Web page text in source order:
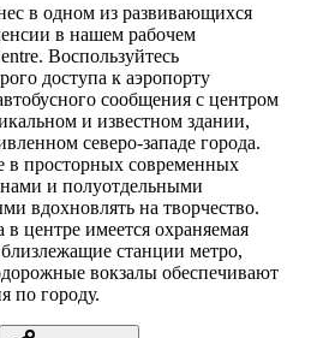
в одном из развивающихся
в нашем рабочем
Воспользуйтесь
доступа к аэропорту
сообщения с центром
и известном здании,
северо-западе города.
в просторных современных
и полуотдельными
вдохновлять на творчество.
в центре имеется охраняемая
станции метро,
вокзалы обеспечивают
по городу.